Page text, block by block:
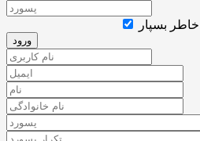
بسپار